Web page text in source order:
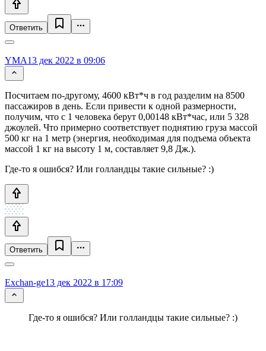
Ответить
YMA13 дек 2022 в 09:06
Посчитаем по-другому, 4600 кВт*ч в год разделим на 8500
пассажиров в день. Если привести к одной размерности,
получим, что с 1 человека берут 0,00148 кВт*час, или 5 328
джоулей. Что примерно соответствует поднятию груза массой
500 кг на 1 метр (энергия, необходимая для подъема объекта
массой 1 кг на высоту 1 м, составляет 9,8 Дж.).
Где-то я ошибся? Или голландцы такие сильные? :)
Ответить
Exchan-ge13 дек 2022 в 17:09
Где-то я ошибся? Или голландцы такие сильные? :)